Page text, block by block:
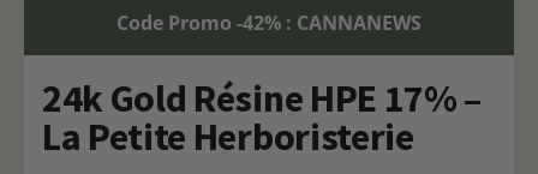
Code Promo -42% : CANNANEWS
24k Gold Résine HPE 17% –
La Petite Herboristerie